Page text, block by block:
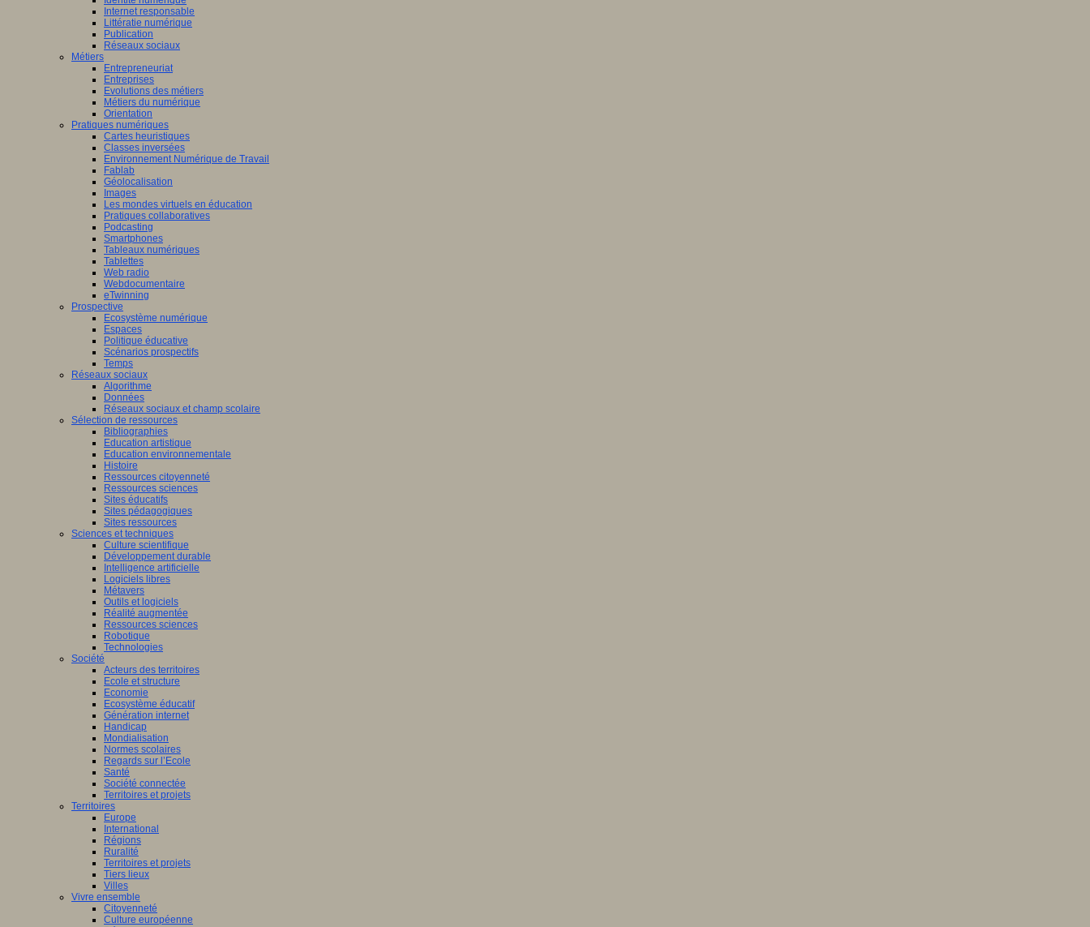
Internet responsable
Littératie numérique
Publication
Réseaux sociaux
Métiers
Entrepreneuriat
Entreprises
Evolutions des métiers
Métiers du numérique
Orientation
Pratiques numériques
Cartes heuristiques
Classes inversées
Environnement Numérique de Travail
Fablab
Géolocalisation
Images
Les mondes virtuels en éducation
Pratiques collaboratives
Podcasting
Smartphones
Tableaux numériques
Tablettes
Web radio
Webdocumentaire
eTwinning
Prospective
Ecosystème numérique
Espaces
Politique éducative
Scénarios prospectifs
Temps
Réseaux sociaux
Algorithme
Données
Réseaux sociaux et champ scolaire
Sélection de ressources
Bibliographies
Education artistique
Education environnementale
Histoire
Ressources citoyenneté
Ressources sciences
Sites éducatifs
Sites pédagogiques
Sites ressources
Sciences et techniques
Culture scientifique
Développement durable
Intelligence artificielle
Logiciels libres
Métavers
Outils et logiciels
Réalité augmentée
Ressources sciences
Robotique
Technologies
Société
Acteurs des territoires
Ecole et structure
Economie
Ecosystème éducatif
Génération internet
Handicap
Mondialisation
Normes scolaires
Regards sur l’Ecole
Santé
Société connectée
Territoires et projets
Territoires
Europe
International
Régions
Ruralité
Territoires et projets
Tiers lieux
Villes
Vivre ensemble
Citoyenneté
Culture européenne